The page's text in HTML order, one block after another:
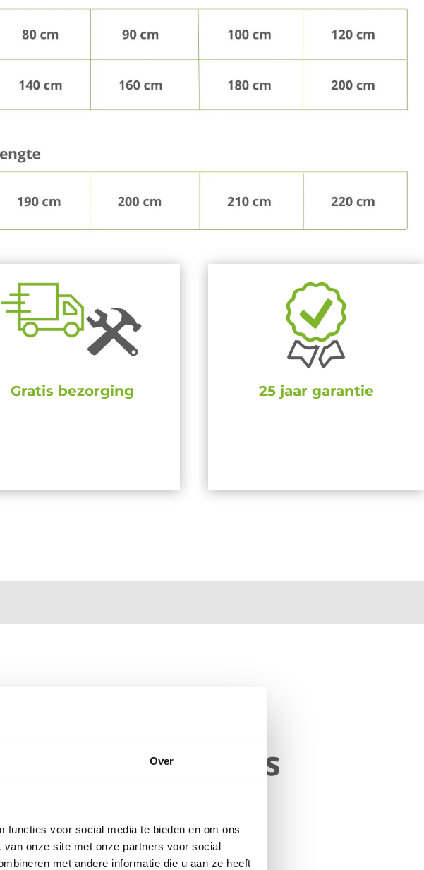
Over
functies voor social media te bieden en om ons
onze site met onze partners voor social
met andere informatie die u aan ze heeft
Gratis bezorging 25 jaar garantie